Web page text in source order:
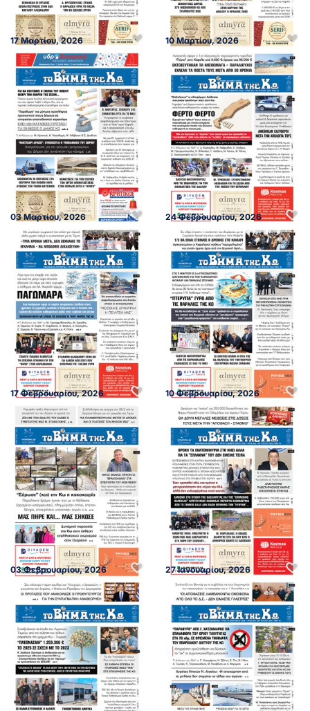
17 Μαρτίου, 2026 10 Μαρτίου, 2026
03 Μαρτίου, 2026 24 Φεβρουαρίου, 2026
17 Φεβρουαρίου, 2026 10 Φεβρουαρίου, 2026
03 Φεβρουαρίου, 2026 27 Ιανουαρίου, 2026